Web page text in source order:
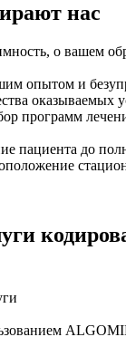
нас
о вашем
опытом и
оказываемых
программ
пациента до